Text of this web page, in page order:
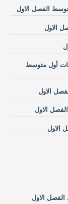
الفصل الاول
الاول
أول متوسط
الاول
الاول
الاول
الاول